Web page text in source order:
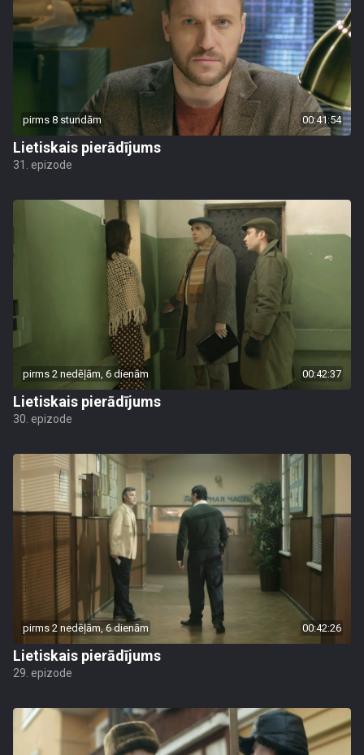
pirms 8 stundām 00:41:54
Lietiskais pierādījums
31. epizode
pirms 2 nedēļām, 6 dienām 00:42:37
Lietiskais pierādījums
30. epizode
pirms 2 nedēļām, 6 dienām 00:42:26
Lietiskais pierādījums
29. epizode